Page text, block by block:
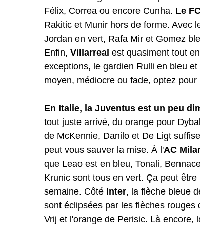
Félix, Correa ou encore Cunha. Le
Rakitic et Munir hors de forme. Avec
Jordan en vert, Rafa Mir et Gomez
Enfin, Villarreal est quasiment tout
exceptions, le gardien Rulli en bleu
moyen, médiocre ou fade, optez
En Italie, la Juventus est un peu
tout juste arrivé, du orange pour
de McKennie, Danilo et De Ligt
peut vous sauver la mise. À l'AC
que Leao est en bleu, Tonali,
Krunic sont tous en vert. Ça peut
semaine. Côté Inter, la flèche bleue
sont éclipsées par les flèches
Vrij et l'orange de Perisic. Là encore,